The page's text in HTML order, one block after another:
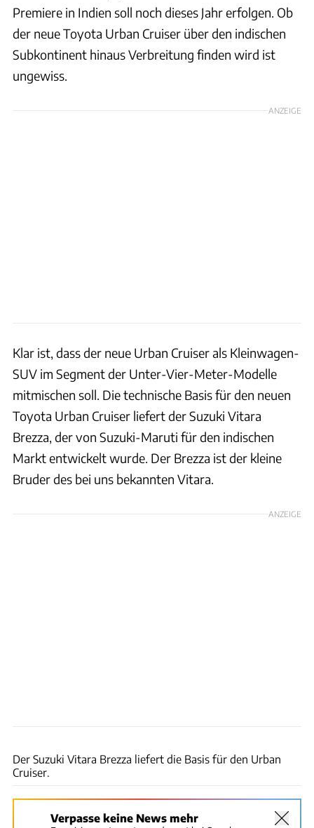
Premiere in Indien soll noch dieses Jahr erfolgen. Ob
der neue Toyota Urban Cruiser über den indischen
Subkontinent hinaus Verbreitung finden wird ist
ungewiss.
ANZEIGE
Klar ist, dass der neue Urban Cruiser als Kleinwagen-
SUV im Segment der Unter-Vier-Meter-Modelle
mitmischen soll. Die technische Basis für den neuen
Toyota Urban Cruiser liefert der Suzuki Vitara
Brezza, der von Suzuki-Maruti für den indischen
Markt entwickelt wurde. Der Brezza ist der kleine
Bruder des bei uns bekannten Vitara.
ANZEIGE
Der Suzuki Vitara Brezza liefert die Basis für den Urban
Cruiser.
Verpasse keine News mehr